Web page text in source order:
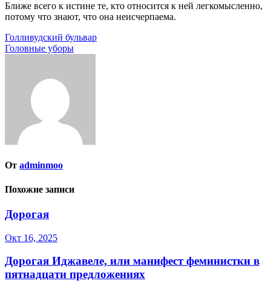
Ближе всего к истине те, кто относится к ней легкомысленно,
потому что знают, что она неисчерпаема.
Навигация
по
Голливудский бульвар
Головные уборы
От adminmoo
Похожие записи
Дорогая
Окт 16, 2025
Дорогая Иджавеле, или манифест феминистки в
пятнадцати предложениях